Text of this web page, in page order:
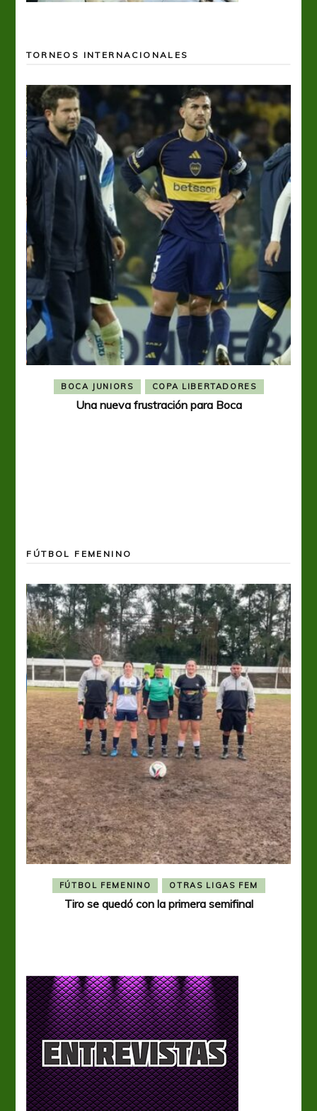
TORNEOS INTERNACIONALES
BOCA JUNIORS COPA LIBERTADORES
Una nueva frustración para Boca
FÚTBOL FEMENINO
FÚTBOL FEMENINO OTRAS LIGAS FEM
Tiro se quedó con la primera semifinal